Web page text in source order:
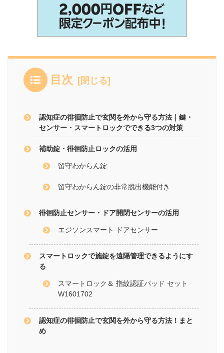
目次
認知症の徘徊防止で玄関を外から守る方法｜鍵・
センサー・スマートロックでできる3つの対策
補助錠・徘徊防止ロックの活用
留守わからん錠
留守わからん錠の非常脱出機能付き
徘徊防止センサー・ドア開閉センサーの活用
エジソンスマート ドアセンサー
スマートロックで施錠を遠隔管理できるようにす
る
スマートロック＆ 指紋認証パッド セット
W1601702
認知症の徘徊防止で玄関を外から守る方法！まと
め